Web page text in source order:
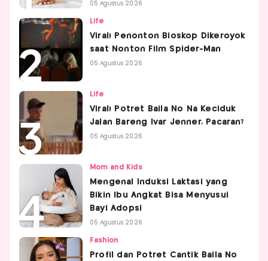
05 Agustus 2026
Life
Viral! Penonton Bioskop Dikeroyok
saat Nonton Film Spider-Man
05 Agustus 2026
Life
Viral! Potret Baila No Na Keciduk
Jalan Bareng Ivar Jenner, Pacaran?
05 Agustus 2026
Mom and Kids
Mengenal Induksi Laktasi yang
Bikin Ibu Angkat Bisa Menyusui
Bayi Adopsi
05 Agustus 2026
Fashion
Profil dan Potret Cantik Baila No